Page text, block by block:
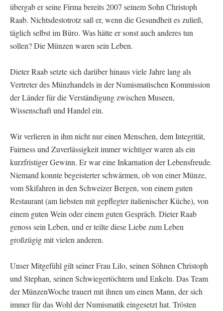
übergab er seine Firma bereits 2007 seinem Sohn Christoph
Raab. Nichtsdestotrotz saß er, wenn die Gesundheit es zuließ,
täglich selbst im Büro. Was hätte er sonst auch anderes tun
sollen? Die Münzen waren sein Leben.
Dieter Raab setzte sich darüber hinaus viele Jahre lang als
Vertreter des Münzhandels in der Numismatischen Kommission
der Länder für die Verständigung zwischen Museen,
Wissenschaft und Handel ein.
Wir verlieren in ihm nicht nur einen Menschen, dem Integrität,
Fairness und Zuverlässigkeit immer wichtiger waren als ein
kurzfristiger Gewinn. Er war eine Inkarnation der Lebensfreude.
Niemand konnte begeisterter schwärmen, ob von einer Münze,
vom Skifahren in den Schweizer Bergen, von einem guten
Restaurant (am liebsten mit gepflegter italienischer Küche), von
einem guten Wein oder einem guten Gespräch. Dieter Raab
genoss sein Leben, und er teilte diese Liebe zum Leben
großzügig mit vielen anderen.
Unser Mitgefühl gilt seiner Frau Lilo, seinen Söhnen Christoph
und Stephan, seinen Schwiegertöchtern und Enkeln. Das Team
der MünzenWoche trauert mit ihnen um einen Mann, der sich
immer für das Wohl der Numismatik eingesetzt hat. Trösten